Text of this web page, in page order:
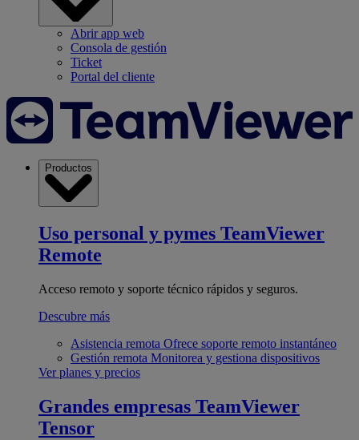
Abrir app web
Consola de gestión
Ticket
Portal del cliente
Productos
Uso personal y pymes TeamViewer
Remote
Acceso remoto y soporte técnico rápidos y seguros.
Descubre más
Asistencia remota Ofrece soporte remoto instantáneo
Gestión remota Monitorea y gestiona dispositivos
Ver planes y precios
Grandes empresas TeamViewer
Tensor